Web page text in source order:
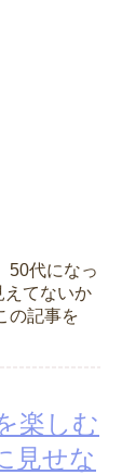
50代になっ
えてないか
の記事を
楽しむ
見せな